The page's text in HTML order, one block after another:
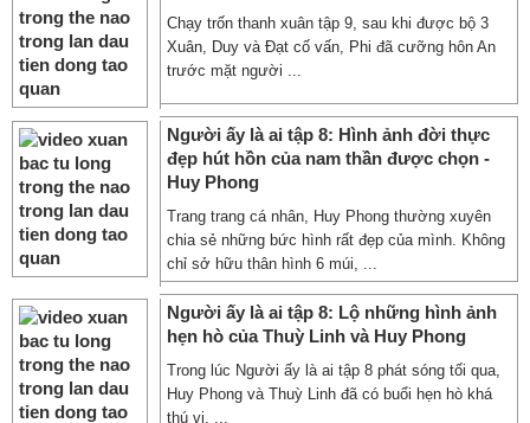
Chạy trốn thanh xuân tập 9, sau khi được bộ 3
Xuân, Duy và Đạt cố vấn, Phi đã cưỡng hôn An
trước mặt người ...
Người ấy là ai tập 8: Hình ảnh đời thực
đẹp hút hồn của nam thần được chọn -
Huy Phong
Trang trang cá nhân, Huy Phong thường xuyên
chia sẻ những bức hình rất đẹp của mình. Không
chỉ sở hữu thân hình 6 múi, ...
Người ấy là ai tập 8: Lộ những hình ảnh
hẹn hò của Thuỳ Linh và Huy Phong
Trong lúc Người ấy là ai tập 8 phát sóng tối qua,
Huy Phong và Thuỳ Linh đã có buổi hẹn hò khá
thú vị. ...